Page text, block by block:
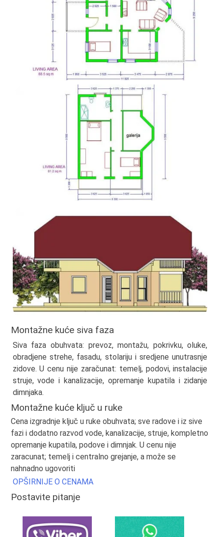
Montažne kuće siva faza
Siva faza obuhvata: prevoz, montažu, pokrivku, oluke,
obradjene strehe, fasadu, stolariju i sredjene unutrasnje
zidove. U cenu nije zaračunat: temelj, podovi, instalacije
struje, vode i kanalizacije, opremanje kupatila i zidanje
dimnjaka.
Montažne kuće ključ u ruke
Cena izgradnje ključ u ruke obuhvata; sve radove i iz sive
fazi i dodatno razvod vode, kanalizacije, struje, kompletno
opremanje kupatila, podove i dimnjak. U cenu nije
zaracunat; temelj i centralno grejanje, a može se
nahnadno ugovoriti
OPŠIRNIJE O CENAMA
Postavite pitanje